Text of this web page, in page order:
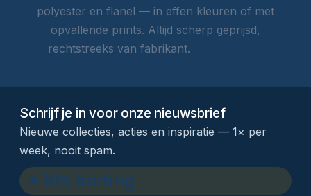
polyester en flanel — in effen kleuren of met
opvallende prints. Altijd scherp geprijsd,
rechtstreeks van fabrikant.
Schrijf je in voor onze nieuwsbrief
Nieuwe collecties, acties en inspiratie — 1× per
week, nooit spam.
✦ 10% korting